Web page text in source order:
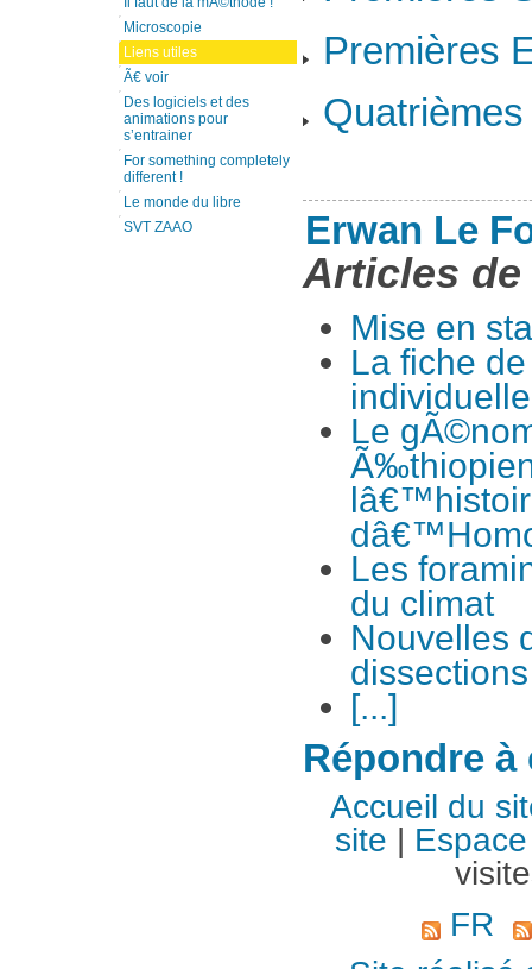
Premières
Quatrièmes
Erwan Le
Articles
Mise en
La fiche
individuelle
Le
Les
du climat
Nouvelles
dissections
[...]
Répondre
Microscopie
Liens utiles
Ã€ voir
Des logiciels et des
animations pour
s’entrainer
For something completely
different !
Le monde du libre
SVT ZAAO
Accueil du
site |
FR